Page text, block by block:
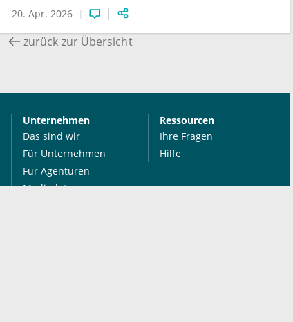
20. Apr. 2026
zurück zur Übersicht
Unternehmen
Das sind wir
Für Unternehmen
Für Agenturen
Mediadaten
Ressourcen
Ihre Fragen
Hilfe